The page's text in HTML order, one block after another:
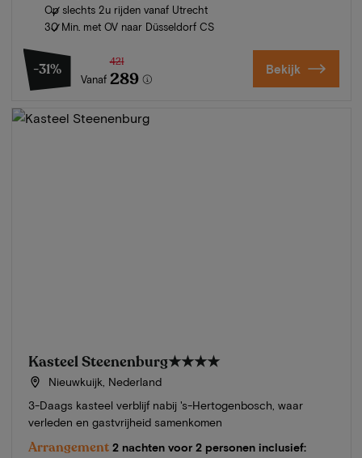
Op slechts 2u rijden vanaf Utrecht
30 Min. met OV naar Düsseldorf CS
-31%
Vanaf
421
289 Bekijk
Kasteel Steenenburg★★★★
Nieuwkuijk, Nederland
3-Daags kasteel verblijf nabij 's-Hertogenbosch, waar
verleden en gastvrijheid samenkomen
Arrangement 2 nachten voor 2 personen inclusief: